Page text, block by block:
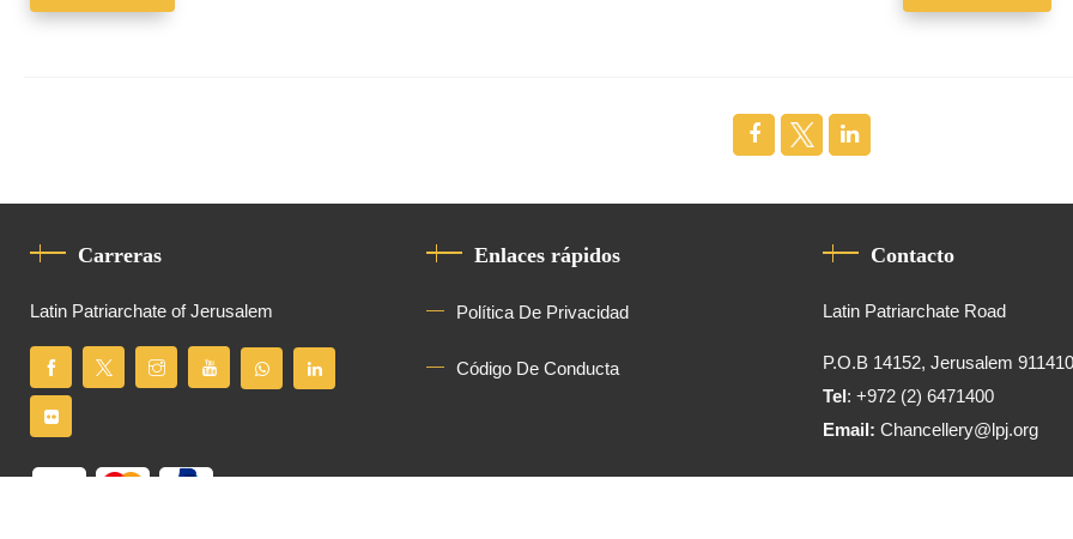
Carreras
Latin Patriarchate of Jerusalem
Enlaces rápidos
Política De Privacidad
Código De Conducta
Contacto
Latin Patriarchate Road
P.O.B 14152, Jerusalem
Tel: +972 (2) 6471400
Email:Chancellery@lpj.org